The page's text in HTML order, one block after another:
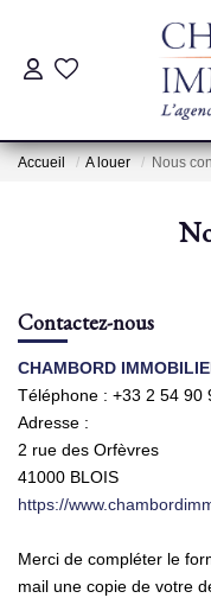
Accueil A louer Nous
Contactez-nous
CHAMBORD
Téléphone : +33 2 54 90
Adresse :
2 rue des Orfèvres
41000 BLOIS
https://
Merci de compléter le
mail une copie de votre